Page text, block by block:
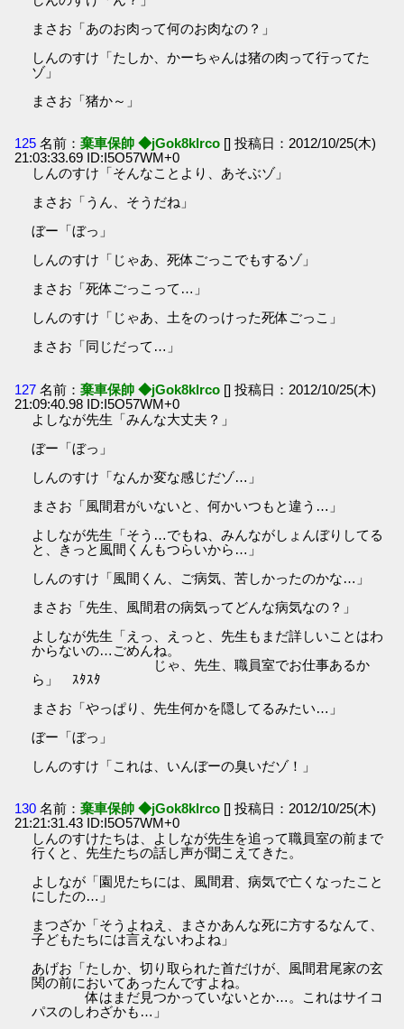
まさお「あのお肉って何のお肉なの？」
しんのすけ「たしか、かーちゃんは猪の肉って行ってた
ゾ」
まさお「猪か～」
125 名前：棄車保帥 ◆jGok8klrco [] 投稿日：2012/10/25(木)
21:03:33.69 ID:I5O57WM+0
しんのすけ「そんなことより、あそぶゾ」
まさお「うん、そうだね」
ぼー「ぼっ」
しんのすけ「じゃあ、死体ごっこでもするゾ」
まさお「死体ごっこって…」
しんのすけ「じゃあ、土をのっけった死体ごっこ」
まさお「同じだって…」
127 名前：棄車保帥 ◆jGok8klrco [] 投稿日：2012/10/25(木)
21:09:40.98 ID:I5O57WM+0
よしなが先生「みんな大丈夫？」
ぼー「ぼっ」
しんのすけ「なんか変な感じだゾ…」
まさお「風間君がいないと、何かいつもと違う…」
よしなが先生「そう…でもね、みんながしょんぼりしてる
と、きっと風間くんもつらいから…」
しんのすけ「風間くん、ご病気、苦しかったのかな…」
まさお「先生、風間君の病気ってどんな病気なの？」
よしなが先生「えっ、えっと、先生もまだ詳しいことはわ
からないの…ごめんね。
じゃ、先生、職員室でお仕事あるか
ら」 ｽﾀｽﾀ
まさお「やっぱり、先生何かを隠してるみたい…」
ぼー「ぼっ」
しんのすけ「これは、いんぼーの臭いだゾ！」
130 名前：棄車保帥 ◆jGok8klrco [] 投稿日：2012/10/25(木)
21:21:31.43 ID:I5O57WM+0
しんのすけたちは、よしなが先生を追って職員室の前まで
行くと、先生たちの話し声が聞こえてきた。
よしなが「園児たちには、風間君、病気で亡くなったこと
にしたの…」
まつざか「そうよねえ、まさかあんな死に方するなんて、
子どもたちには言えないわよね」
あげお「たしか、切り取られた首だけが、風間君尾家の玄
関の前においてあったんですよね。
体はまだ見つかっていないとか…。これはサイコ
パスのしわざかも…」